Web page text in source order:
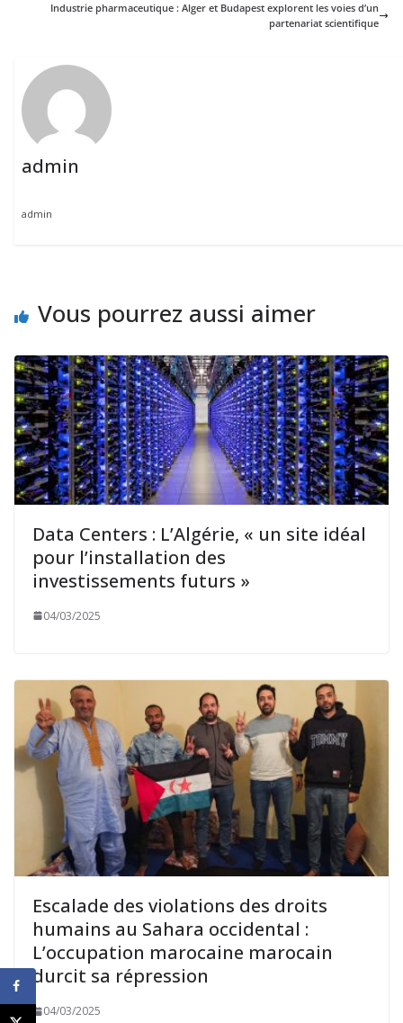
Industrie pharmaceutique : Alger et Budapest explorent les voies d’un
partenariat scientifique
admin
admin
Vous pourrez aussi aimer
Data Centers : L’Algérie, « un site idéal
pour l’installation des
investissements futurs »
04/03/2025
Escalade des violations des droits
humains au Sahara occidental :
L’occupation marocaine marocain
durcit sa répression
04/03/2025